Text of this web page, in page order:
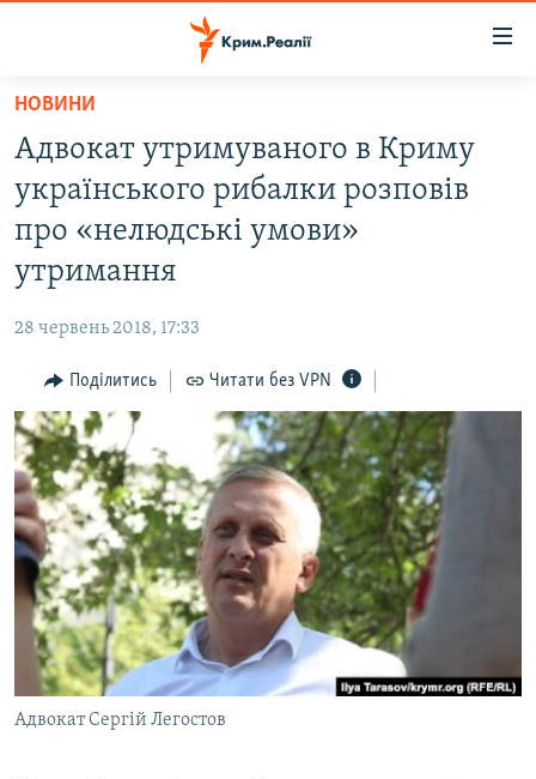
Перейти
основного
матеріалу
Перейти
до
основної
Перейти
пошуку
ВОДА.КРИМ
ВІДЕО ТА ФОТО
ПОГЛЯД
ІНТЕРВ'Ю
ВСЕ ЗА ДЕНЬ
СПЕЦПРОЕКТИ
ДЕПОРТАЦІЯ
ВІДЕОУРОКИ «ELIFBE»
СВІДЧЕННЯ ОКУПАЦІЇ
УКРАЇНСЬКА ПРОБЛЕМА КРИМУ
ІНФОГРАФІКА
ЯК ОБІЙТИ БЛОКУВАННЯ
Русский
Qırımtatar
ДОЛУЧАЙСЯ!
НОВИНИ
Адвокат утримуваного в Криму
українського рибалки розповів
про «нелюдські умови»
утримання
28 червень 2018, 17:33
Поділитись Читати без VPN
Адвокат Сергій Легостов